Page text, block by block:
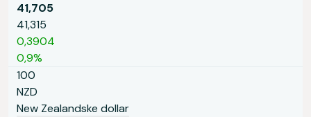
41,705
41,315
0,3904
0,9%
100
NZD
New Zealandske dollar